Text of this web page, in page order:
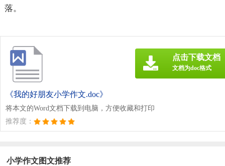
落。
《我的好朋友小学作文.doc》
将本文的Word文档下载到电脑，方便收藏和打印
推荐度：
点击下载文档
文档为doc格式
小学作文图文推荐